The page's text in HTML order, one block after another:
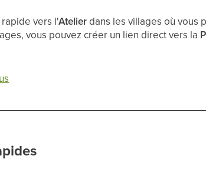
vers l'Atelierdans les villages où vous
vous pouvez créer un lien direct vers la